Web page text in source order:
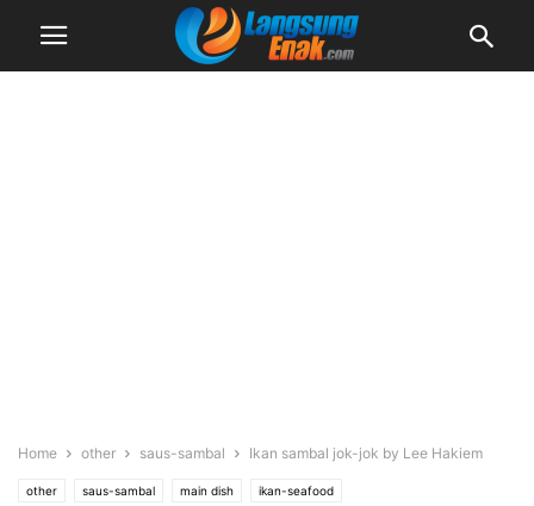
Home other saus-sambal Ikan sambal jok-jok by Lee Hakiem
other saus-sambal main dish ikan-seafood